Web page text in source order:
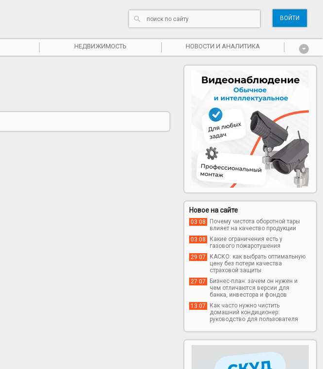
ВОЙТИ
НЕДВИЖИМОСТЬ НОВОСТИ И АНАЛИТИКА
Новое на сайте
03 08
Почему чистота оборотной тары
влияет на качество продукции
03 08
Какие ограничения есть у
газового пожаротушения
29 07
КАСКО: как выбрать оптимальную
цену без потери качества
страховой защиты
27 07
Бизнес-план: зачем он нужен и
чем отличаются версии для
банка, инвестора и фондов
13 07
Как часто нужно чистить
домашний кондиционер:
руководство для пользователя